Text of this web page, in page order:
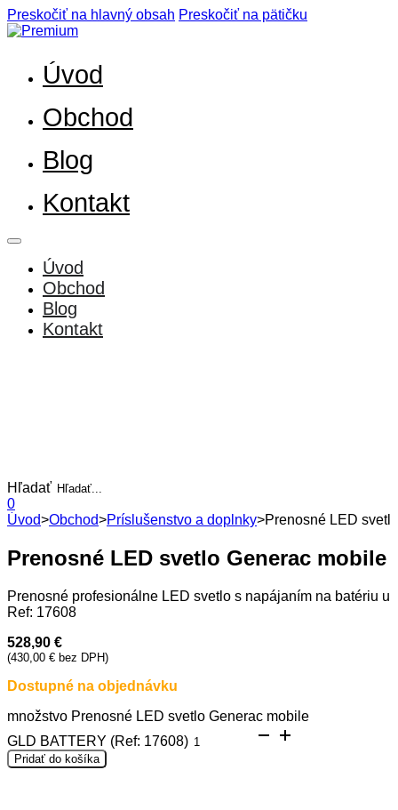
Preskočiť na hlavný obsah Preskočiť na pätičku
Úvod
Obchod
Blog
Kontakt
Úvod
Obchod
Blog
Kontakt
Hľadať
0
Úvod>Obchod>Príslušenstvo a doplnky>Prenosné LED
Prenosné LED svetlo Generac mobile
Prenosné profesionálne LED svetlo s napájaním na batériu
Ref: 17608
528,90 €
(430,00 € bez DPH)
Dostupné na objednávku
množstvo Prenosné LED svetlo Generac mobile
GLD BATTERY (Ref: 17608)
Pridať do košíka